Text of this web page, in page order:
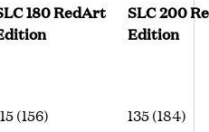
180 RedArt
SLC 200
Edition
(156) 135 (184)